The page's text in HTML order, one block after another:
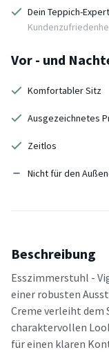
Dein Teppich-
Vor - und
Komfortabler Sitz
Ausgezeichnetes
Zeitlos
Nicht für den
Beschreibung
Esszimmerstuhl -
einer robusten
Creme verleiht dem
charaktervollen
für einen klaren